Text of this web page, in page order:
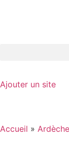
Ajouter un site
Accueil » Ardèche